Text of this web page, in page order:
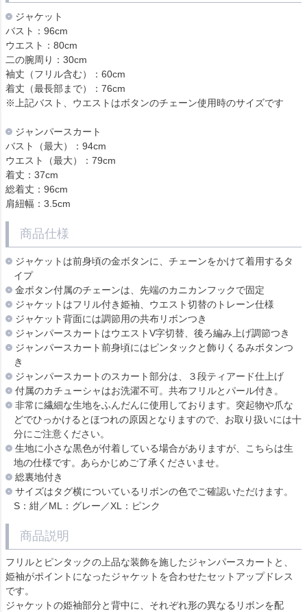
ジャケット
バスト：96cm
ウエスト：80cm
二の腕周り：30cm
袖丈（フリル含む）：60cm
着丈（最長部まで）：76cm
※上記バスト、ウエストはボタンのチェーン使用時のサイズです
ジャンパースカート
バスト（最大）：94cm
ウエスト（最大）：79cm
着丈：37cm
総着丈：96cm
肩紐幅：3.5cm
商品仕様
ジャケットは前身頃の金ボタンに、チェーンをかけて着用するタ
イプ
金ボタン付属のチェーンは、先端のカニカンフックで固定
ジャケットはフリル付き姫袖、ウエスト切替のトレーン仕様
ジャケット背面には調節用の共布リボンつき
ジャンパースカートはウエストV字切替、後ろ編み上げ調節つき
ジャンパースカート前身頃にはピンタックと飾りくるみボタンつ
き
ジャンパースカートのスカート部分は、３段ティアード仕上げ
付属のカチューシャはお洗濯不可。共布フリルとパール付き。
非常に繊細な生地をふんだんに使用しております。突起物や爪な
どでひっかけるとほつれの原因となりますので、お取り扱いには十
分にご注意ください。
生地に小さな黒色が付着している場合がありますが、こちらは生
地の仕様です。あらかじめご了承くださいませ。
総裏地付き
サイズはタグ横についているリボンの色でご確認いただけます。
S：紺／ML：グレー／XL：ピンク
商品説明
フリルとピンタックの上品な装飾を施したジャンパースカートと、
姫袖がポイントになったジャケットを合わせたセットアップドレス
です。
ジャケットの姫袖部分と背中に、それぞれ形の異なるリボンを配